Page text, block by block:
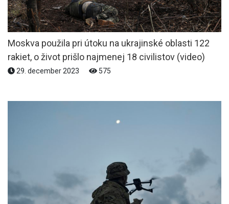
Moskva použila pri útoku na ukrajinské oblasti 122
rakiet, o život prišlo najmenej 18 civilistov (video)
29. december 2023 575